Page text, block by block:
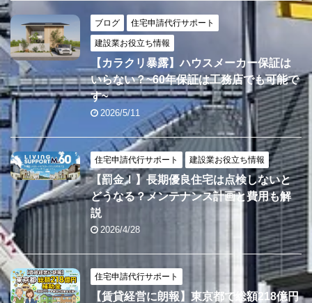
ブログ 住宅申請代行サポート
建設業お役立ち情報
【カラクリ暴露】ハウスメーカー保証は
いらない？~60年保証は工務店でも可能で
す~
2026/5/11
住宅申請代行サポート 建設業お役立ち情報
【罰金！】長期優良住宅は点検しないと
どうなる？メンテナンス計画と費用も解
説
2026/4/28
住宅申請代行サポート
【賃貸経営に朗報】東京都で総額218億円